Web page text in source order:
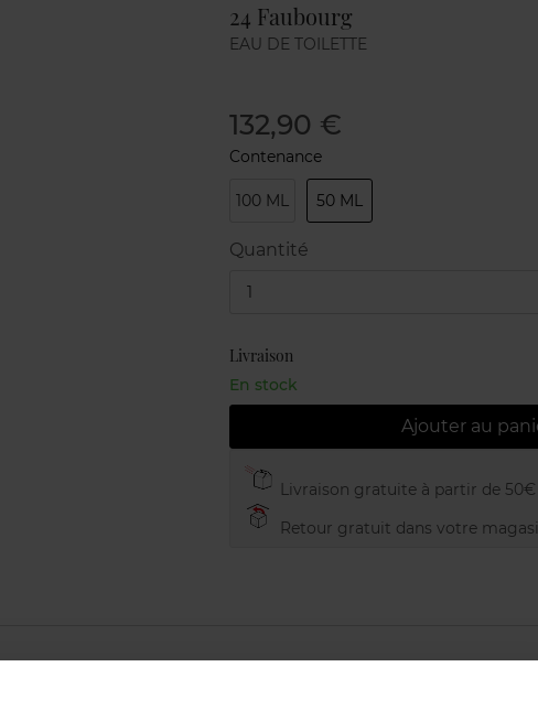
24 Faubourg
EAU DE TOILETTE
132,90 €
Contenance
100 ML 50 ML
Quantité
1
Livraison
En stock
Ajouter au
Livraison gratuite à partir de 50€
Retour gratuit dans votre